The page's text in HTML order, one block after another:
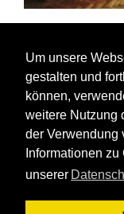
Um unsere
gestalten und
können,
weitere Nutzung
der Verwendung
Informationen
unserer